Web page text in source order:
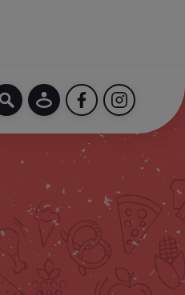
MON COMPTE
FACEBOOK